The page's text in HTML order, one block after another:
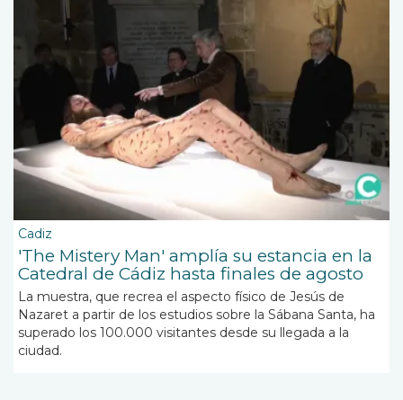
Cadiz
'The Mistery Man' amplía su estancia en la
Catedral de Cádiz hasta finales de agosto
La muestra, que recrea el aspecto físico de Jesús de
Nazaret a partir de los estudios sobre la Sábana Santa, ha
superado los 100.000 visitantes desde su llegada a la
ciudad.